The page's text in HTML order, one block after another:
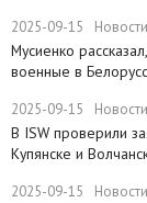
2025-09-15 Новости
Мусиенко
военные в
2025-09-15 Новости
В ISW проверили
Купянске и
2025-09-15 Новости